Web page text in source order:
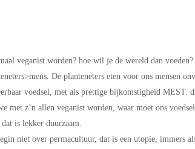
veganist worden? hoe wil je de wereld dan
De planteneters eten voor ons mensen
voedsel, met als prettige bijkomstigheid MEST.
met z’n allen veganist worden, waar moet ons
is lekker duurzaam.
niet over permacultuur, dat is een utopie, immers